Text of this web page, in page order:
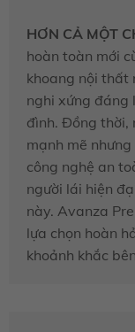
HƠN CẢ MỘT
hoàn toàn mới
khoang nội thất
nghi xứng đáng
đình. Đồng thời,
mạnh mẽ
công nghệ an
người lái hiện
này. Avanza
lựa chọn hoàn
khoảnh khắc